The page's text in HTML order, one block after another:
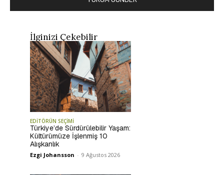
İlginizi Çekebilir
EDİTÖRÜN SEÇİMİ
Türkiye’de Sürdürülebilir Yaşam:
Kültürümüze İşlenmiş 10
Alışkanlık
Ezgi Johansson - 9 Ağustos 2026